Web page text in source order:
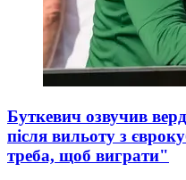
Буткевич озвучив
після вильоту з
треба, щоб виграти"